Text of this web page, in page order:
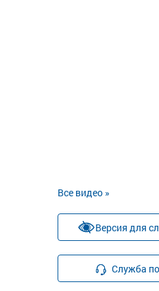
Все видео »
Версия для
Служба